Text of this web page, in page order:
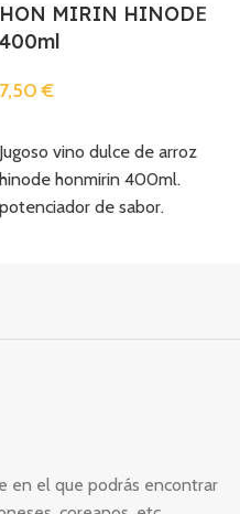
HON MIRIN HINODE
400ml
7,50€
Jugoso vino dulce de arroz
hinode honmirin 400ml.
potenciador de sabor.
en el que podrás encontrar